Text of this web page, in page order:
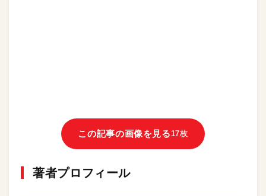
この記事の画像を見る 17枚
著者プロフィール